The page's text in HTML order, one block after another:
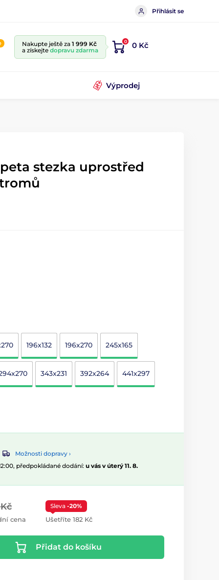
Přihlásit se
Nakupte ještě za 1 999 Kč
a získejte dopravu zdarma
0 0 Kč
Výprodej
stezka uprostřed
196x132 196x270 245x165
343x231 392x264 441x297
Možnosti dopravy ›
předpokládané dodání: u vás v úterý 11. 8.
cena
Sleva -20%
Ušetříte 182 Kč
Přidat do košíku